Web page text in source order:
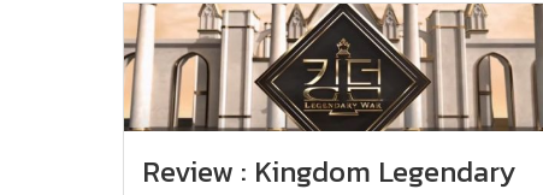
เพียงเฝ้ารอแต่คุณ 달빛이 가득 채운 밤엔ยาม
ค่ำคืนที่อาบย้อมไปด้วยแสงจันทร์하염없이 눈물
흘리네หยาดน้ำตาผมริ...
Review : Kingdom Legendary